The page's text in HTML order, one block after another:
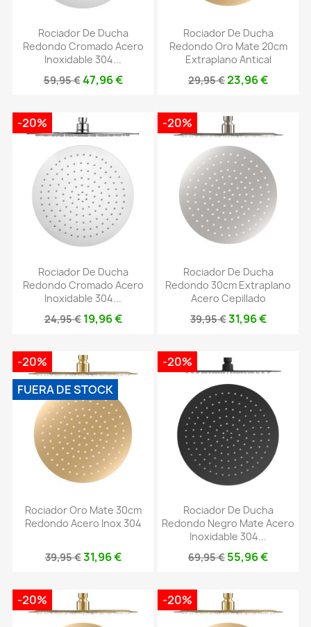
Rociador De Ducha
Redondo Cromado Acero
Inoxidable 304...
59,95 €47,96 €
Rociador De Ducha
Redondo Oro Mate 20cm
Extraplano Antical
29,95 €23,96 €
Rociador De Ducha
Redondo Cromado Acero
Inoxidable 304...
24,95 € 19,96 €
-20%
Rociador De Ducha
Redondo 30cm Extraplano
Acero Cepillado
39,95 €31,96 €
-20%
Rociador Oro Mate 30cm
Redondo Acero Inox 304
39,95 €31,96 €
-20%
FUERA DE STOCK
Rociador De Ducha
Redondo Negro Mate Acero
Inoxidable 304...
69,95 € 55,96 €
-20%
-20% -20%